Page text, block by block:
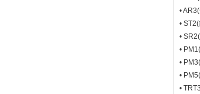
康复
•
移植
•
疗组)
•
慧康
•
水疗
•
组)
•
子治
•